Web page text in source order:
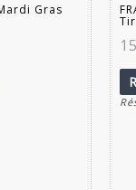
Gras